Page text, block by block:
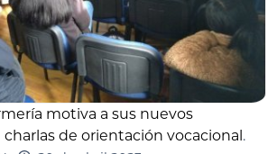
motiva a sus nuevos
de orientación vocacional.